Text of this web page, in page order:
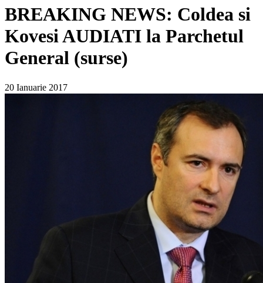
BREAKING NEWS: Coldea si
Kovesi AUDIATI la Parchetul
General (surse)
20 Ianuarie 2017